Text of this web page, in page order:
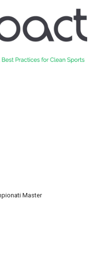
Master